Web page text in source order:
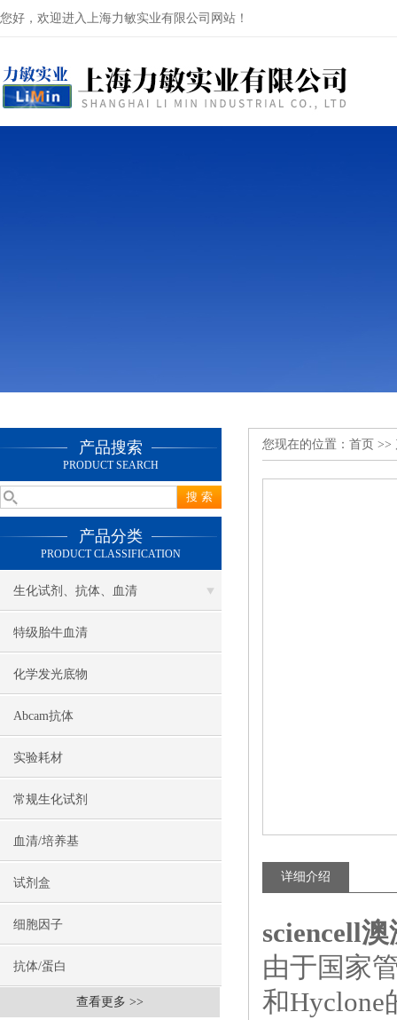
您好，欢迎进入上海力敏实业有限公司网站！
产品搜索
PRODUCT SEARCH
产品分类
PRODUCT CLASSIFICATION
生化试剂、抗体、血清
特级胎牛血清
化学发光底物
Abcam抗体
实验耗材
常规生化试剂
血清/培养基
试剂盒
细胞因子
抗体/蛋白
查看更多 >>
您现在的位置： 首页 >>
详细介绍
sciencell
由于国家
和Hyclone